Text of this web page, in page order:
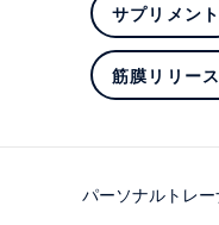
サプリメント
筋膜リリー
パーソナルトレー